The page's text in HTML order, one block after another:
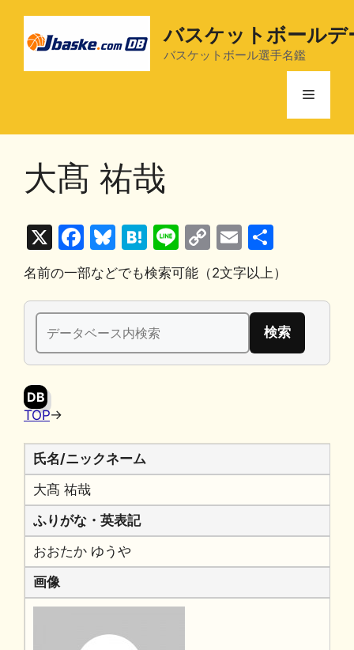
バスケットボールデ
バスケットボール選手名鑑
メ
大髙 祐哉
X
F
a
c
e
b
o
Bl
u
e
s
k
y
H
at
e
n
a
Li
n
e
C
o
p
y
n
E
m
ai
l
有
名前の一部などでも検索可能（2文字以上）
検
索:
DB
TOP→
氏名/ニックネーム
大髙 祐哉
ふりがな・英表記
おおたか ゆうや
画像